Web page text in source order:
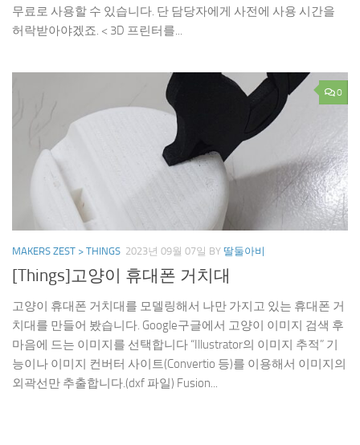
무료로 사용할 수 있습니다. 단 담당자에게 사전에 사용 시간을
허락받아야겠죠. < 3D 프린터를...
0
MAKERS ZEST > THINGS 2023년 09월 07일 BY 딸둘아비
[Things]고양이 휴대폰 거치대
고양이 휴대폰 거치대를 모델링해서 나만 가지고 있는 휴대폰 거
치대를 만들어 봤습니다. Google구글에서 고양이 이미지 검색 후
마음에 드는 이미지를 선택합니다 “Illustrator의 이미지 추적” 기
능이나 이미지 컨버터 사이트(Convertio 등)를 이용해서 이미지의
외곽선만 추출합니다.(dxf 파일) Fusion...